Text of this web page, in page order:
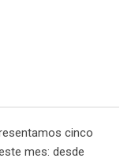
cinco
mes: desde